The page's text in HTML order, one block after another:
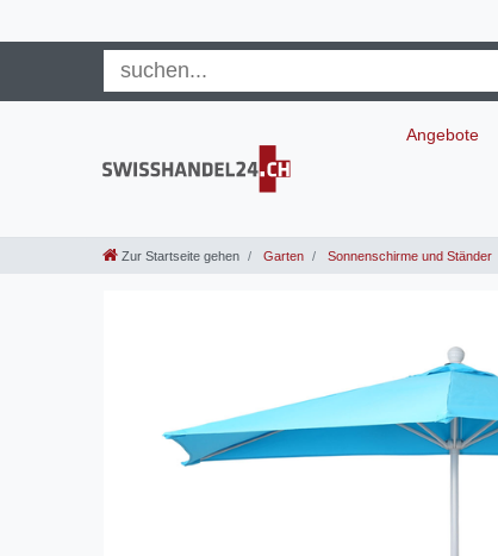
Angebote
Zur Startseite gehen Garten Sonnenschirme und Ständer